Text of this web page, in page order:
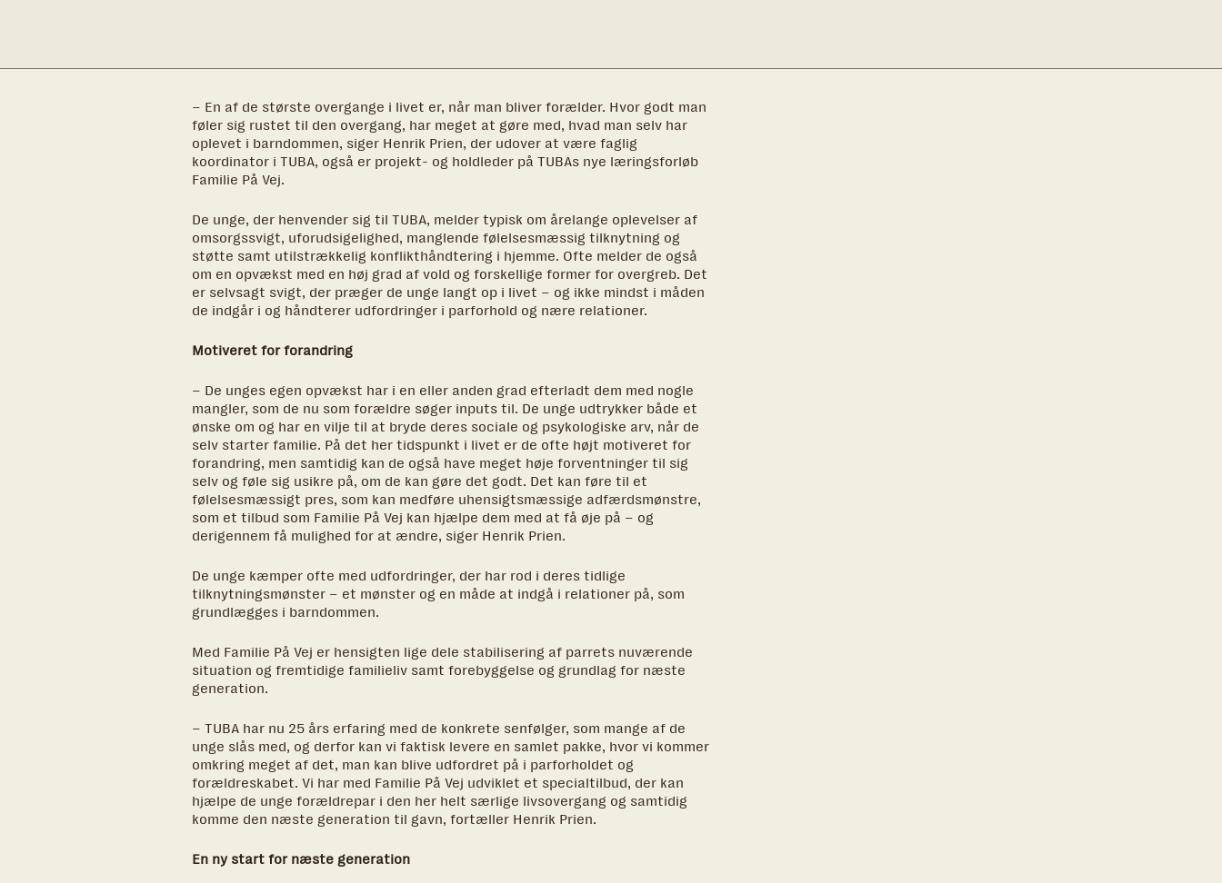
– En af de største overgange i livet er, når man bliver forælder. Hvor godt man
føler sig rustet til den overgang, har meget at gøre med, hvad man selv har
oplevet i barndommen, siger Henrik Prien, der udover at være faglig
koordinator i TUBA, også er projekt- og holdleder på TUBAs nye læringsforløb
Familie På Vej.
De unge, der henvender sig til TUBA, melder typisk om årelange oplevelser af
omsorgssvigt, uforudsigelighed, manglende følelsesmæssig tilknytning og
støtte samt utilstrækkelig konflikthåndtering i hjemme. Ofte melder de også
om en opvækst med en høj grad af vold og forskellige former for overgreb. Det
er selvsagt svigt, der præger de unge langt op i livet – og ikke mindst i måden
de indgår i og håndterer udfordringer i parforhold og nære relationer.
Motiveret for forandring
– De unges egen opvækst har i en eller anden grad efterladt dem med nogle
mangler, som de nu som forældre søger inputs til. De unge udtrykker både et
ønske om og har en vilje til at bryde deres sociale og psykologiske arv, når de
selv starter familie. På det her tidspunkt i livet er de ofte højt motiveret for
forandring, men samtidig kan de også have meget høje forventninger til sig
selv og føle sig usikre på, om de kan gøre det godt. Det kan føre til et
følelsesmæssigt pres, som kan medføre uhensigtsmæssige adfærdsmønstre,
som et tilbud som Familie På Vej kan hjælpe dem med at få øje på – og
derigennem få mulighed for at ændre, siger Henrik Prien.
De unge kæmper ofte med udfordringer, der har rod i deres tidlige
tilknytningsmønster – et mønster og en måde at indgå i relationer på, som
grundlægges i barndommen.
Med Familie På Vej er hensigten lige dele stabilisering af parrets nuværende
situation og fremtidige familieliv samt forebyggelse og grundlag for næste
generation.
– TUBA har nu 25 års erfaring med de konkrete senfølger, som mange af de
unge slås med, og derfor kan vi faktisk levere en samlet pakke, hvor vi kommer
omkring meget af det, man kan blive udfordret på i parforholdet og
forældreskabet. Vi har med Familie På Vej udviklet et specialtilbud, der kan
hjælpe de unge forældrepar i den her helt særlige livsovergang og samtidig
komme den næste generation til gavn, fortæller Henrik Prien.
En ny start for næste generation